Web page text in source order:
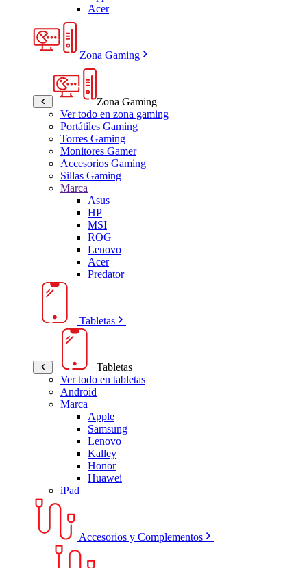
Acer
Zona Gaming
Zona Gaming
Ver todo en zona gaming
Portátiles Gaming
Torres Gaming
Monitores Gamer
Accesorios Gaming
Sillas Gaming
Marca
Asus
HP
MSI
ROG
Lenovo
Acer
Predator
Tabletas
Tabletas
Ver todo en tabletas
Android
Marca
Apple
Samsung
Lenovo
Kalley
Honor
Huawei
iPad
Accesorios y Complementos